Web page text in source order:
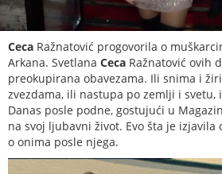
Ceca Ražnatović progovorila o
Arkana. Svetlana Ceca Ražnatović ovih
preokupirana obavezama. Ili snima i
zvezdama, ili nastupa po zemlji i svetu,
Danas posle podne, gostujući u
na svoj ljubavni život. Evo šta je izjavila
o onima posle njega.